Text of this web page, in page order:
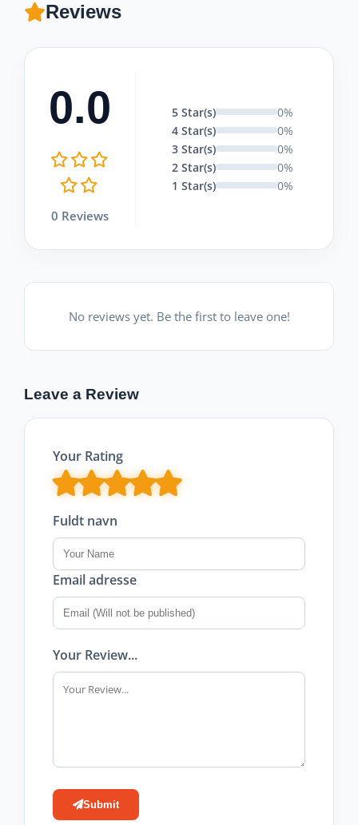
Reviews
0.0
0 Reviews
5 Star(s)
0%
4 Star(s)
0%
3 Star(s)
0%
2 Star(s)
0%
1 Star(s)
0%
No reviews yet. Be the first to leave one!
Leave a Review
Your Rating
Fuldt navn
Email adresse
Your Review...
Submit